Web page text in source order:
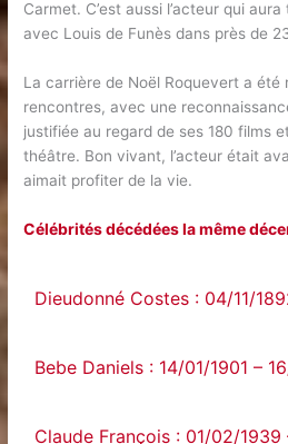
Carmet. C’est aussi l’acteur qui
avec Louis de Funès dans près de
La carrière de Noël Roquevert a été
rencontres, avec une
justifiée au regard de ses 180 films
théâtre. Bon vivant, l’acteur était
aimait profiter de la vie.
Célébrités décédées la même
Dieudonné Costes : 04/11/
Bebe Daniels : 14/01/1901 –
Claude François : 01/02/1939